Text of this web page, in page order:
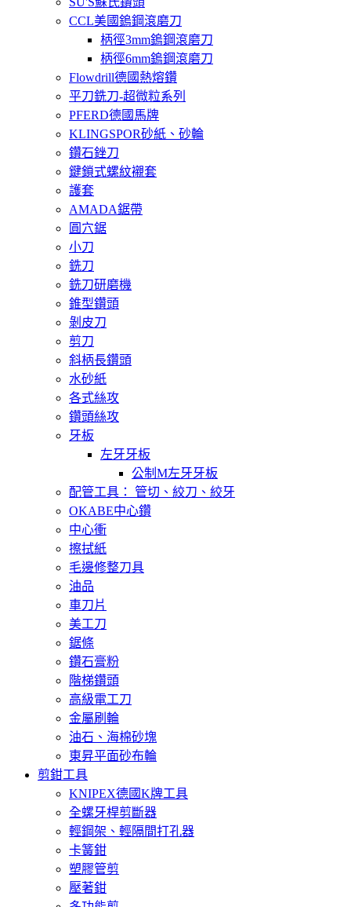
CCL美國鎢鋼滾磨刀
柄徑3mm鎢鋼滾磨刀
柄徑6mm鎢鋼滾磨刀
Flowdrill德國熱熔鑽
平刀銑刀-超微粒系列
PFERD德國馬牌
KLINGSPOR砂紙、砂輪
鑽石銼刀
鍵鎖式螺紋襯套
護套
AMADA鋸帶
圓穴鋸
小刀
銑刀
銑刀研磨機
錐型鑽頭
剝皮刀
剪刀
斜柄長鑽頭
水砂紙
各式絲攻
鑽頭絲攻
牙板
左牙牙板
公制M左牙牙板
配管工具： 管切、絞刀、絞牙
OKABE中心鑽
中心衝
擦拭紙
毛邊修整刀具
油品
車刀片
美工刀
鋸條
鑽石膏粉
階梯鑽頭
高級電工刀
金屬刷輪
油石、海棉砂塊
東昇平面砂布輪
剪鉗工具
KNIPEX德國K牌工具
全螺牙桿剪斷器
輕鋼架、輕隔間打孔器
卡簧鉗
塑膠管剪
壓著鉗